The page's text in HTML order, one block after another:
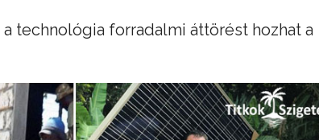
technológia forradalmi áttörést hozhat a